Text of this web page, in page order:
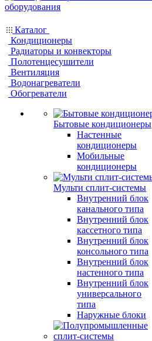
Каталог
Кондиционеры
Радиаторы и конвекторы
Полотенцесушители
Вентиляция
Водонагреватели
Обогреватели
Бытовые кондиционеры
Настенные
кондиционеры
Мобильные
кондиционеры
Мульти сплит-системы
Внутренний блок
канального типа
Внутренний блок
кассетного типа
Внутренний блок
консольного типа
Внутренний блок
настенного типа
Внутренний блок
универсального
типа
Наружные блоки